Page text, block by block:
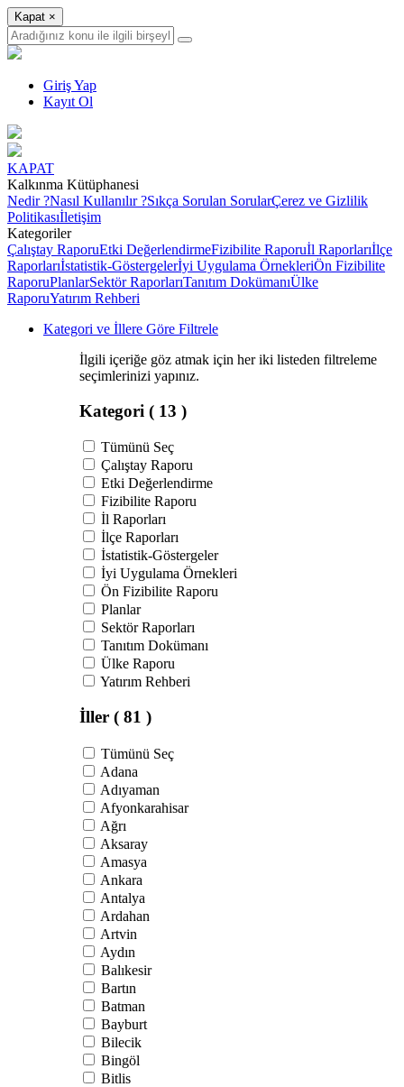
Kapat ×
Giriş Yap
Kayıt Ol
KAPAT
Kalkınma Kütüphanesi
Nedir ?Nasıl Kullanılır ?Sıkça Sorulan SorularÇerez ve Gizlilik
Politikasıİletişim
Kategoriler
Çalıştay RaporuEtki DeğerlendirmeFizibilite Raporuİl Raporlarıİlçe
Raporlarıİstatistik-Göstergelerİyi Uygulama ÖrnekleriÖn Fizibilite
RaporuPlanlarSektör RaporlarıTanıtım DokümanıÜlke
RaporuYatırım Rehberi
Kategori ve İllere Göre Filtrele
İlgili içeriğe göz atmak için her iki listeden filtreleme
seçimlerinizi yapınız.
Kategori ( 13 )
Tümünü Seç
Çalıştay Raporu
Etki Değerlendirme
Fizibilite Raporu
İl Raporları
İlçe Raporları
İstatistik-Göstergeler
İyi Uygulama Örnekleri
Ön Fizibilite Raporu
Planlar
Sektör Raporları
Tanıtım Dokümanı
Ülke Raporu
Yatırım Rehberi
İller ( 81 )
Tümünü Seç
Adana
Adıyaman
Afyonkarahisar
Ağrı
Aksaray
Amasya
Ankara
Antalya
Ardahan
Artvin
Aydın
Balıkesir
Bartın
Batman
Bayburt
Bilecik
Bingöl
Bitlis